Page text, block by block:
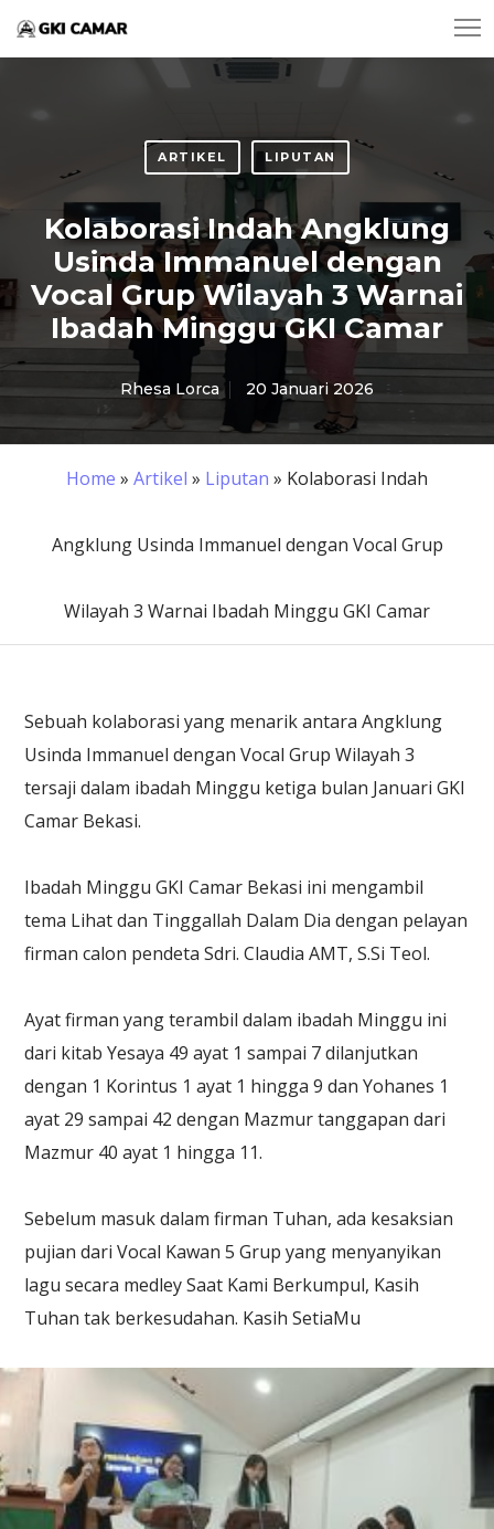
ARTIKEL LIPUTAN
Kolaborasi Indah Angklung
Usinda Immanuel dengan
Vocal Grup Wilayah 3 Warnai
Ibadah Minggu GKI Camar
Rhesa Lorca 20 Januari 2026
Home » Artikel » Liputan » Kolaborasi Indah
Angklung Usinda Immanuel dengan Vocal Grup
Wilayah 3 Warnai Ibadah Minggu GKI Camar
Sebuah kolaborasi yang menarik antara Angklung
Usinda Immanuel dengan Vocal Grup Wilayah 3
tersaji dalam ibadah Minggu ketiga bulan Januari GKI
Camar Bekasi.
Ibadah Minggu GKI Camar Bekasi ini mengambil
tema Lihat dan Tinggallah Dalam Dia dengan pelayan
firman calon pendeta Sdri. Claudia AMT, S.Si Teol.
Ayat firman yang terambil dalam ibadah Minggu ini
dari kitab Yesaya 49 ayat 1 sampai 7 dilanjutkan
dengan 1 Korintus 1 ayat 1 hingga 9 dan Yohanes 1
ayat 29 sampai 42 dengan Mazmur tanggapan dari
Mazmur 40 ayat 1 hingga 11.
Sebelum masuk dalam firman Tuhan, ada kesaksian
pujian dari Vocal Kawan 5 Grup yang menyanyikan
lagu secara medley Saat Kami Berkumpul, Kasih
Tuhan tak berkesudahan. Kasih SetiaMu